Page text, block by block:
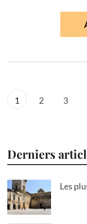
1 2 3
Derniers
Les